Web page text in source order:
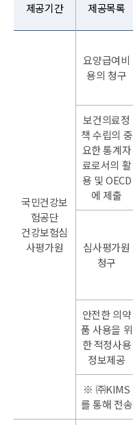
제공기간 제공목록
국민건강보
험공단
건강보험심
사평가원
요양급여비
용의 청구
보건의료정
책 수립의 중
요한 통계자
료로서의 활
용 및 OECD
에 제출
심사평가원
청구
안전한 의약
품 사용을 위
한 적정사용
정보제공
※ ㈜KIMS
를 통해 전송